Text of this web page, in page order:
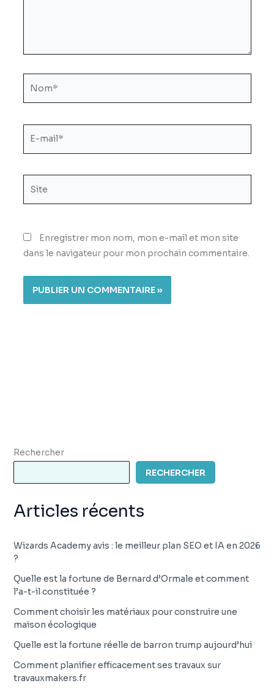
Enregistrer mon nom, mon e-mail et mon site
dans le navigateur pour mon prochain commentaire.
Rechercher
RECHERCHER
Articles récents
Wizards Academy avis : le meilleur plan SEO et IA en 2026
?
Quelle est la fortune de Bernard d’Ormale et comment
l’a-t-il constituée ?
Comment choisir les matériaux pour construire une
maison écologique
Quelle est la fortune réelle de barron trump aujourd’hui
Comment planifier efficacement ses travaux sur
travauxmakers.fr